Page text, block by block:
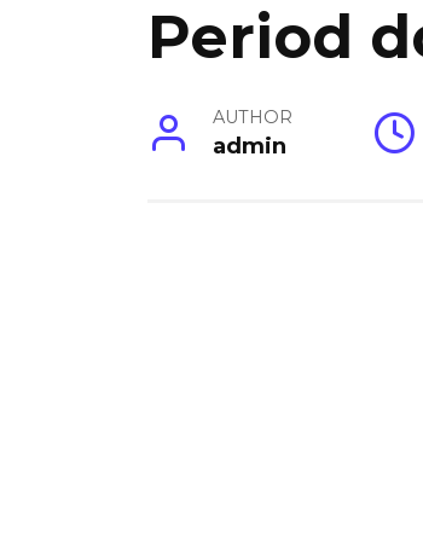
Period
AUTHOR
admin